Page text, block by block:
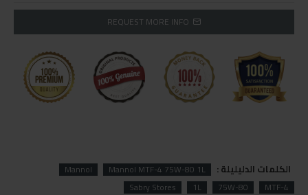
REQUEST MORE INFO
الكلمات الدليليلة : Mannol MTF-4 75W-80 1L
Mannol
MTF-4
75W-80
1L
Sabry Stores